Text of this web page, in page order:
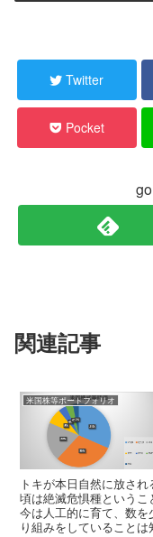
Twitter
Pocket
関連記事
米国株等ポートフォリオ
トキが本日自然に放さ
頃は絶滅危惧種というこ
今は人工的に育て、数
り組みをしていること